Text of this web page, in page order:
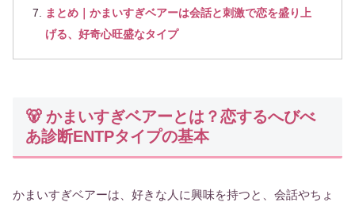
まとめ｜かまいすぎベアーは会話と刺激で恋を盛り上
げる、好奇心旺盛なタイプ
🐻 かまいすぎベアーとは？恋するへびべ
あ診断ENTPタイプの基本
かまいすぎベアーは、好きな人に興味を持つと、会話やちょ